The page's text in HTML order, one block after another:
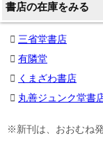
書店の在庫をみる
三省堂書店
有隣堂
くまざわ書店
丸善ジュンク堂書
※新刊は、おおむね